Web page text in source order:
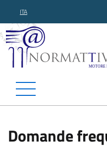
ITA
Domande